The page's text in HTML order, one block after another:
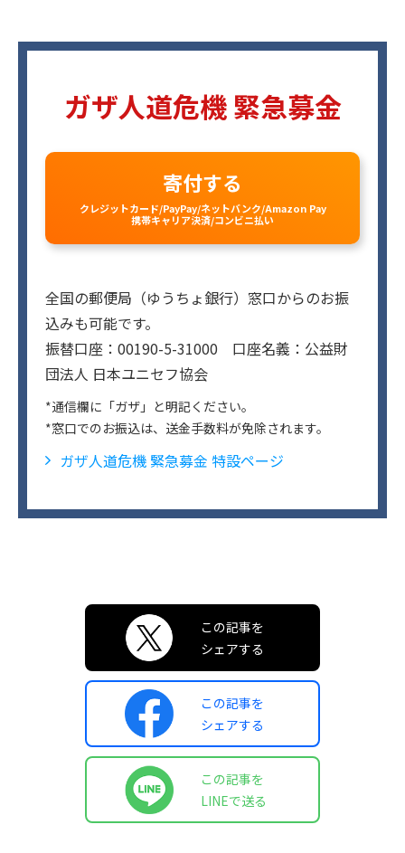
ガザ人道危機 緊急募金
寄付する
クレジットカード/PayPay/ネットバンク/Amazon Pay
携帯キャリア決済/コンビニ払い
全国の郵便局（ゆうちょ銀行）窓口からのお振
込みも可能です。
振替口座：00190-5-31000 口座名義：公益財
団法人 日本ユニセフ協会
*通信欄に「ガザ」と明記ください。
*窓口でのお振込は、送金手数料が免除されます。
ガザ人道危機 緊急募金 特設ページ
この記事を
シェアする
この記事を
シェアする
この記事を
LINEで送る